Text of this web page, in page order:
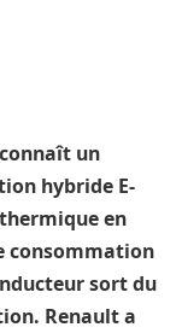
un
hybride E-
en
consommation
sort du
Renault a